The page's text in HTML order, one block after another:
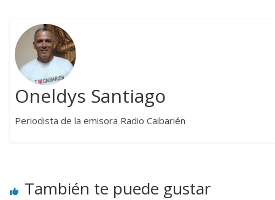
Oneldys Santiago
Periodista de la emisora Radio Caibarién
También te puede gustar